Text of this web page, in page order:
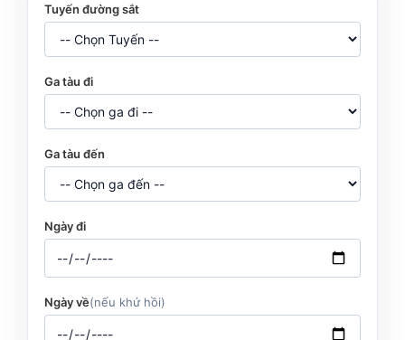
Tuyến đường sắt
Ga tàu đi
Ga tàu đến
Ngày đi
Ngày về(nếu khứ hồi)